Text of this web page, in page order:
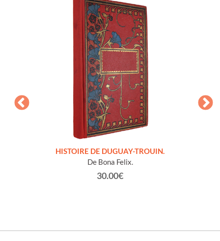
HISTOIRE DE DUGUAY-TROUIN.
De Bona Felix.
30.00€